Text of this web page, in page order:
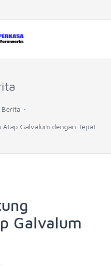
Berita
Galvalum dengan Tepat
Galvalum